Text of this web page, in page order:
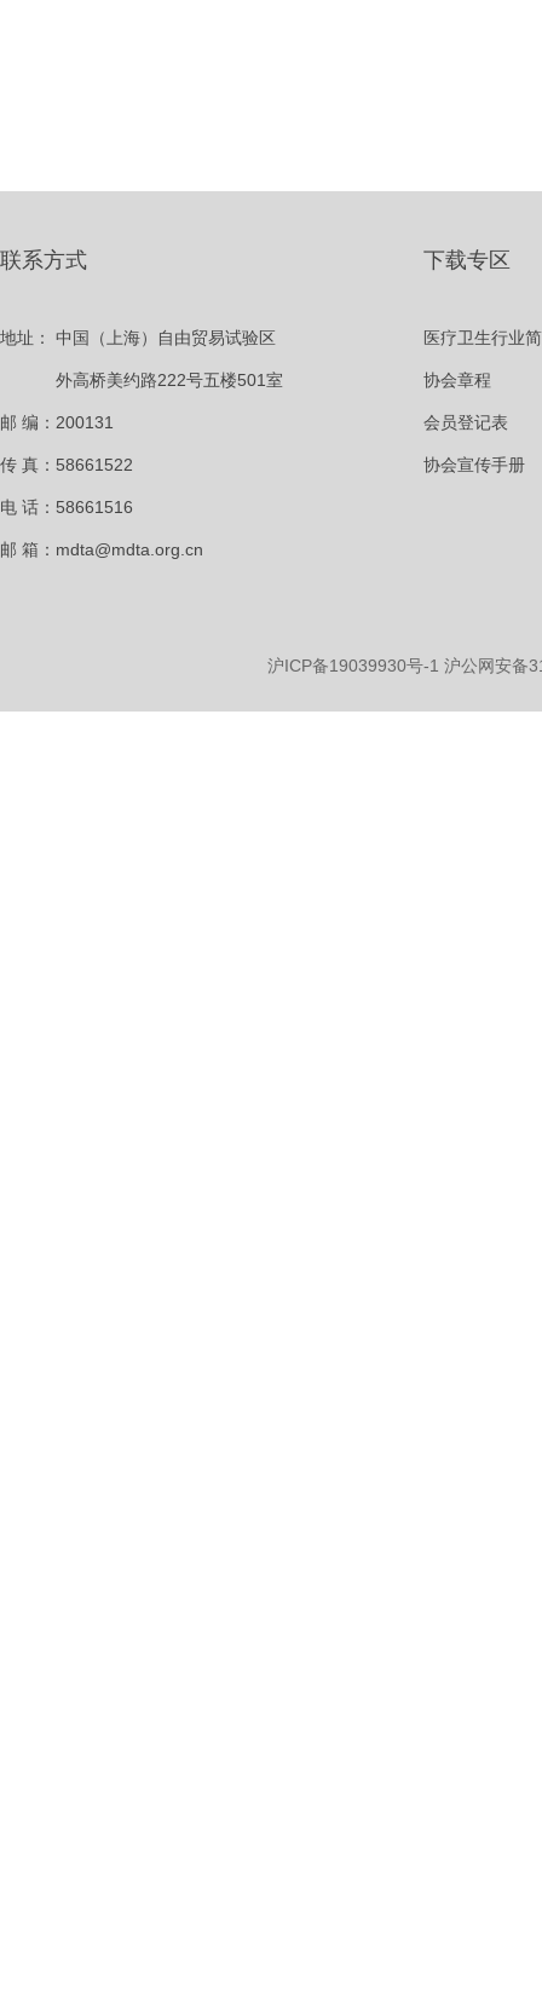
联系方式
地址： 中国（上海）自由贸易试验区
外高桥美约路222号五楼501室
邮 编：200131
传 真：58661522
电 话：58661516
邮 箱：mdta@mdta.org.cn
下载专区
医疗卫生行业
协会章程
会员登记表
协会宣传手册
沪ICP备19039930号-1 沪公网安备